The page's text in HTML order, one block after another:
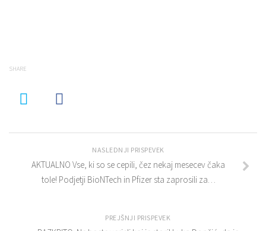
SHARE
NASLEDNJI PRISPEVEK
AKTUALNO Vse, ki so se cepili, čez nekaj mesecev čaka
tole! Podjetji BioNTech in Pfizer sta zaprosili za…
PREJŠNJI PRISPEVEK